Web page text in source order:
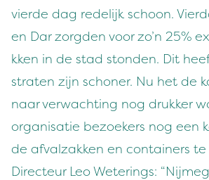
vierde dag redelijk schoon.
en Dar zorgden voor zo’n 25%
kken in de stad ston­den. Dit
strat­en zijn schon­er. Nu het de
naar verwacht­ing nog drukker
organ­isatie bezoek­ers nog een
de afvalza­kken en con­tain­ers te
Directeur Leo Weter­ings: “